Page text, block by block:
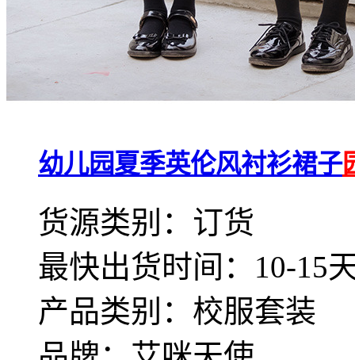
幼儿园夏季英伦风衬衫裙子
货源类别：订货
最快出货时间：10-15
产品类别：校服套装